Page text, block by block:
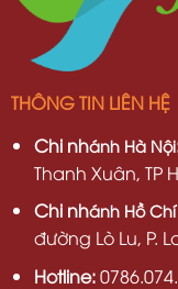
THÔNG TIN LIÊN HỆ
Chi nhánh Hà Nội
Thanh Xuân, TP
Chi nhánh Hồ
đường Lò Lu, P.
Hotline: